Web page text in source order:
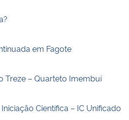
em Fagote
Treze – Quarteto Imembuí
Científica – IC Unificado